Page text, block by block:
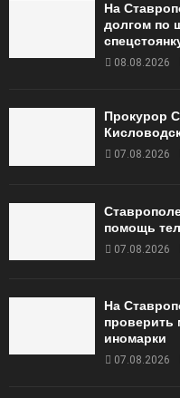
На
долгом по
08.08.2026
Прокурор
07.08.2026
помощь
07.08.2026
На
проверить
иномарки
07.08.2026